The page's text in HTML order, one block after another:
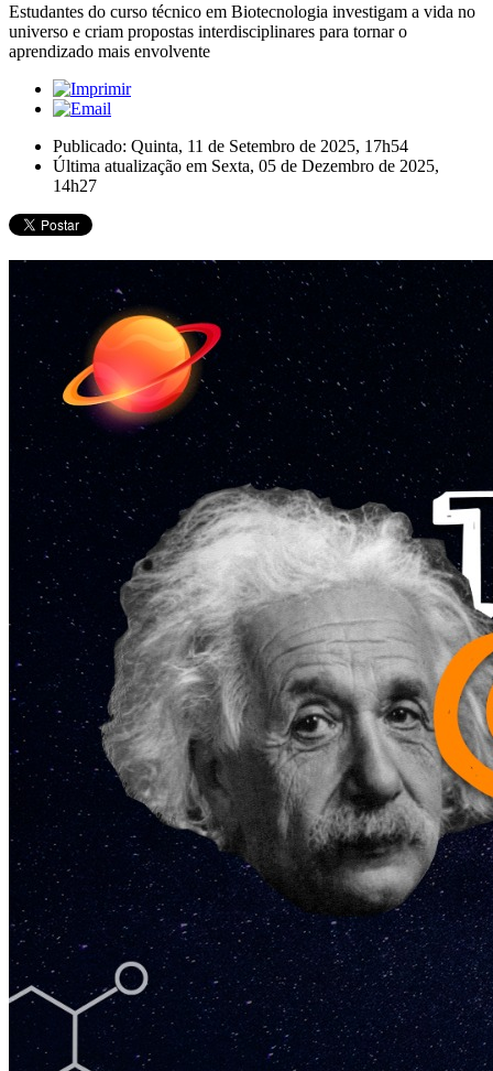
Estudantes do curso técnico em Biotecnologia investigam a vida no
universo e criam propostas interdisciplinares para tornar o
aprendizado mais envolvente
Publicado: Quinta, 11 de Setembro de 2025, 17h54
Última atualização em Sexta, 05 de Dezembro de 2025,
14h27